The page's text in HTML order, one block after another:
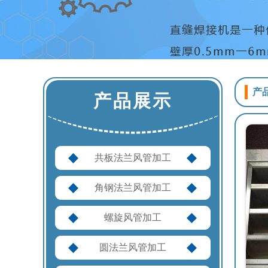
产品展示
共板法兰风管加工
角钢法兰风管加工
螺旋风管加工
圆法兰风管加工
产